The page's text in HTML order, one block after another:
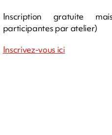
Inscription gratuite
participantes par atelier)
Inscrivez-vous ici